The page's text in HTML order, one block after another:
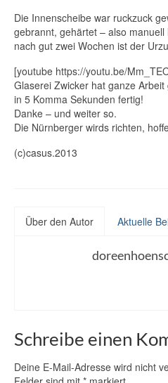
Die Innenscheibe war ruckzuck
gebrannt, gehärtet – also
nach gut zwei Wochen ist der
[youtube https://youtu.be/
Glaserei Zwicker hat ganze
in 5 Komma Sekunden fertig!
Danke – und weiter so.
Die Nürnberger wirds richten,
(c)casus.2013
Über den Autor Aktuelle
Schreibe einen
Deine E-Mail-Adresse wird nicht